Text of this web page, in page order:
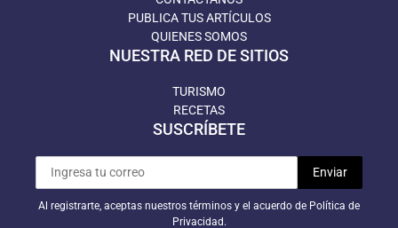
PUBLICA TUS ARTÍCULOS
QUIENES SOMOS
NUESTRA RED DE SITIOS
TURISMO
RECETAS
SUSCRÍBETE
Al registrarte, aceptas nuestros términos y el acuerdo de Política de
Privacidad.